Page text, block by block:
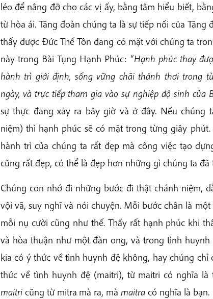
léo để nâng đỡ cho các vị ấy, bằng tâm hiểu biết,
từ hòa ái. Tăng đoàn chúng ta là sự tiếp nối của
thấy được Đức Thế Tôn đang có mặt với chúng ta
này trong Bài Tụng Hạnh Phúc: “Hạnh phúc thay
hành trì giới định, sống vững chãi thảnh thơi trong
ngày, và trực tiếp tham gia vào sự nghiệp độ sinh của
sự thực đang xảy ra bây giờ và ở đây. Nếu chúng
niệm) thì hạnh phúc sẽ có mặt trong từng giây
hành trì của chúng ta rất đẹp mà công việc tạo
cũng rất đẹp, có thể là đẹp hơn những gì chúng ta
Chúng con nhớ đi những bước đi thật chánh niệm,
vội vã, suy nghĩ và nói chuyện. Mỗi bước chân là
mỗi nụ cười cũng như thế. Thầy rất hạnh phúc khi
và hòa thuận như một đàn ong, và trong tình
kia có ý thức về tình huynh đệ không, hay chúng chỉ
thức về tình huynh đệ (maitri), từ maitri có nghĩa
maitricũng từ mitra mà ra, mà maitracó nghĩa là bạn.